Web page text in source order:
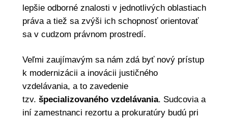
lepšie odborné znalosti v jednotlivých oblastiach
práva a tiež sa zvýši ich schopnosť orientovať
sa v cudzom právnom prostredí.
Veľmi zaujímavým sa nám zdá byť nový prístup
k modernizácii a inovácii justičného
vzdelávania, a to zavedenie
tzv. špecializovaného vzdelávania. Sudcovia a
iní zamestnanci rezortu a prokuratúry budú pri